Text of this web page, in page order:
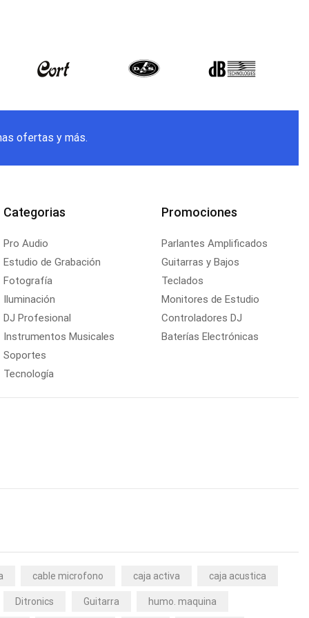
ofertas y más.
Categorias
Pro Audio
Estudio de Grabación
Fotografía
Iluminación
DJ Profesional
Instrumentos Musicales
Soportes
Tecnología
Promociones
Parlantes Amplificados
Guitarras y Bajos
Teclados
Monitores de Estudio
Controladores DJ
Baterías Electrónicas
cable microfono caja activa caja acustica
Ditronics Guitarra humo. maquina